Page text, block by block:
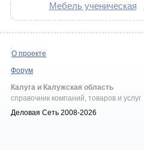
Мебель ученическая
О проекте
Форум
Калуга и Калужская область
справочник компаний, товаров и услуг
Деловая Сеть 2008-2026